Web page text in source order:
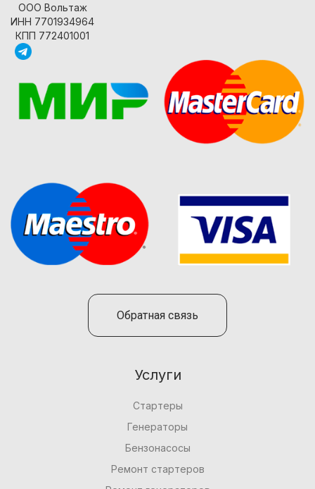
ООО Вольтаж
ИНН 7701934964
КПП 772401001
Обратная связь
Услуги
Стартеры
Генераторы
Бензонасосы
Ремонт стартеров